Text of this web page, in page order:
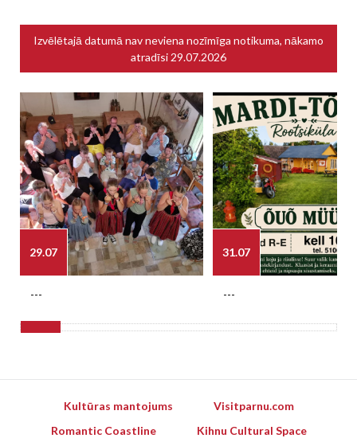
Izvēlētajā datumā nav neviena nozīmīga notikuma, nākamo
atradīsi 29.07.2026
29.07
---
31.07
---
Kultūras mantojums
Visitparnu.com
Romantic Coastline
Kihnu Cultural Space